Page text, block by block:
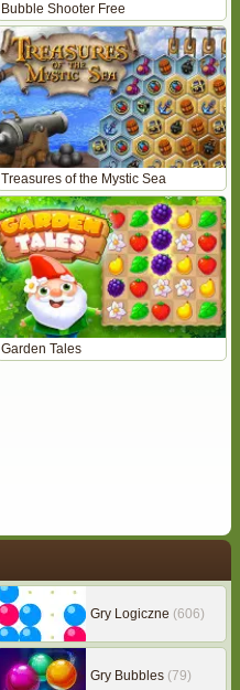
Bubble Shooter Free
Treasures of the Mystic Sea
Garden Tales
Gry Logiczne (606)
Gry Bubbles (79)